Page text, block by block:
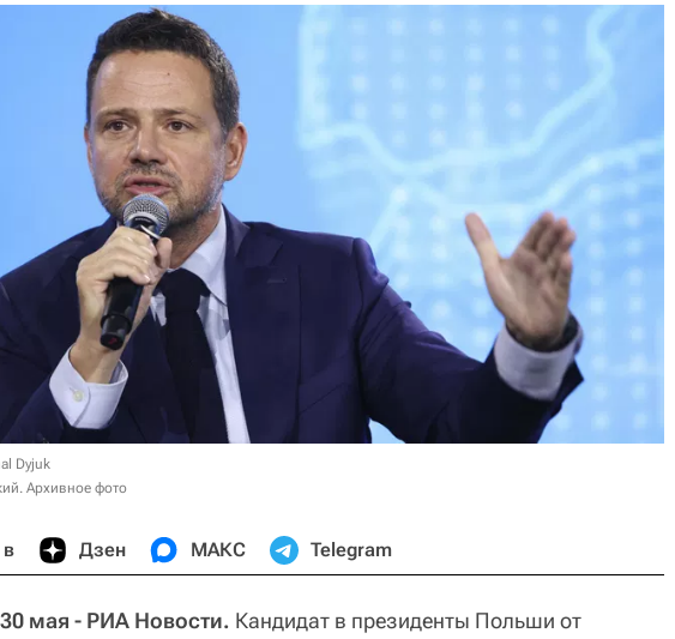
Dyjuk
Архивное фото
в Дзен МАКС Telegram
мая - РИА Новости. Кандидат в президенты Польши от